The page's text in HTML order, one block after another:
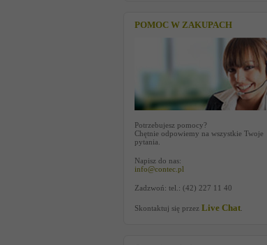
POMOC W ZAKUPACH
Potrzebujesz pomocy?
Chętnie odpowiemy na wszystkie Twoje
pytania.
Napisz do nas:
info@contec.pl
Zadzwoń: tel.: (42) 227 11 40
Skontaktuj się przez Live Chat